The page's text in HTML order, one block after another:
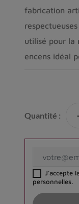
fabrication
utilisé pour la
encens idéal
Quantité :
J'accepte
personnelles.